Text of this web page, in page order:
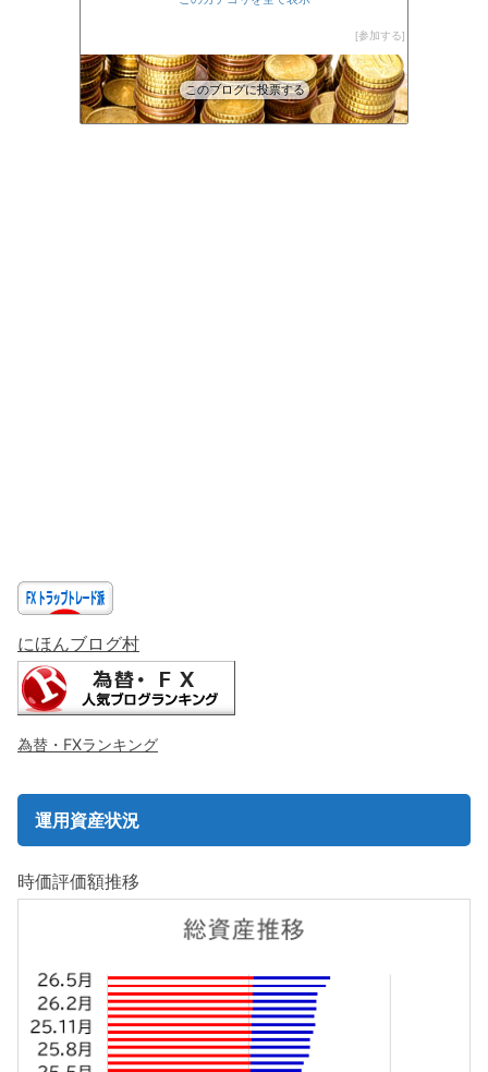
参加する
このブログに投票する
にほんブログ村
為替・FXランキング
運用資産状況
時価評価額推移